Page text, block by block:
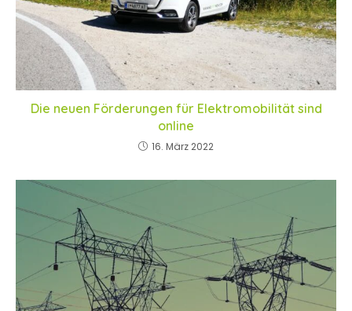
Die neuen Förderungen für Elektromobilität sind
online
16. März 2022